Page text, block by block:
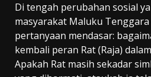
Di tengah perubahan sosial
masyarakat Maluku
pertanyaan mendasar:
kembali peran Rat (Raja)
Apakah Rat masih sekadar